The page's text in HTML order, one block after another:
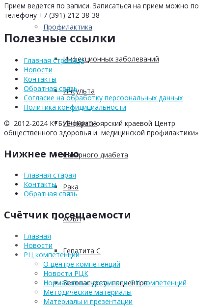
Профилактика
Инфекционных заболеваний
Инсульта
Инфаркта
Сахарного диабета
Рака
ХОБЛ
Гепатита С
Безопасность пациентов
Прием ведется по записи. Записаться на прием можно по
телефону +7 (391) 212-38-38
Полезные ссылки
Главная страница
Новости
Контакты
Обратная связь
Согласие на обработку персоональных данных
Политика конфидициальности
© 2012-2024 КГБУЗ «Красноярский краевой Центр
общественного здоровья и медицинской профилактики»
Нижнее меню
Главная старая
Контакты
Обратная связь
Счётчик посещаемости
Главная
Новости
РЦ компетенций
О центре компетенций
Новости РЦК
Нормативные документы РЦ компетенций
Методические материалы
Материалы и презентации